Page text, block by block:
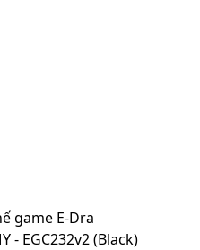
game E-Dra
- EGC232v2 (Black)